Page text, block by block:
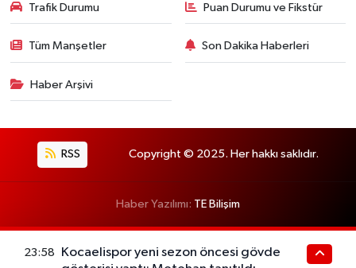
Trafik Durumu Puan Durumu ve Fikstür
Tüm Manşetler Son Dakika Haberleri
Haber Arşivi
RSS Copyright © 2025. Her hakkı saklıdır.
Haber Yazılımı: TE Bilişim
23:58
Kocaelispor yeni sezon öncesi gövde